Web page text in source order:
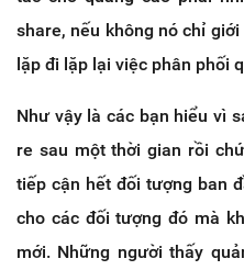
share, nếu không nó chỉ
lặp đi lặp lại việc phân phối
Như vậy là các bạn hiểu vì
re sau một thời gian rồi
tiếp cận hết đối tượng ban
cho các đối tượng đó mà
mới. Những người thấy